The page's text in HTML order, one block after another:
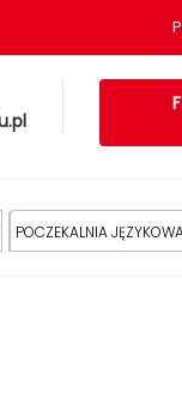
POCZEKALNIA